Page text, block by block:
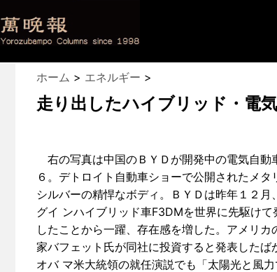
ホーム > エネルギー >
走り出したハイブリッド・電
右の写真は中国のＢＹＤが開発中の電気自動
６。デトロイト自動車ショーで公開されたメタ
シルバーの精悍なボディ。ＢＹＤは昨年１２月
グイ ンハイブリッド車F3DMを世界に先駆けて
したことから一躍、存在感を増した。アメリカ
家バフェット氏が同社に投資すると発表したば
オバ マ米大統領の就任演説でも「太陽光と風力